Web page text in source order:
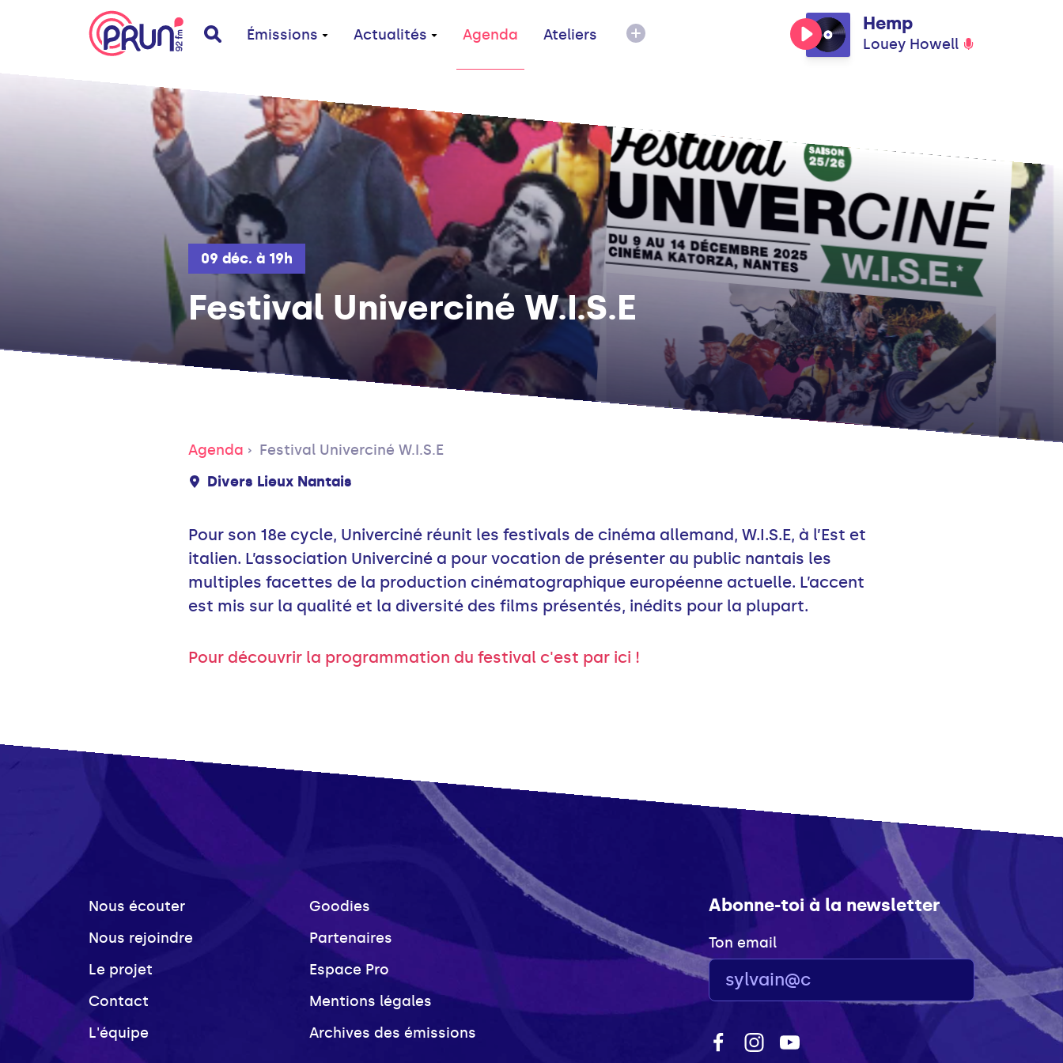
Émissions Actualités Agenda Ateliers
Hemp
Louey Howell
09 déc. à 19h
Festival Univerciné W.I.S.E
Agenda
Festival Univerciné W.I.S.E
Divers Lieux Nantais
Pour son 18e cycle, Univerciné réunit les festivals de cinéma allemand, W.I.S.E, à l’Est et
italien. L’association Univerciné a pour vocation de présenter au public nantais les
multiples facettes de la production cinématographique européenne actuelle. L’accent
est mis sur la qualité et la diversité des films présentés, inédits pour la plupart.
Pour découvrir la programmation du festival c'est par ici !
Nous écouter
Nous rejoindre
Le projet
Contact
L'équipe
Goodies
Partenaires
Espace Pro
Mentions légales
Archives des émissions
Abonne-toi à la newsletter
Ton email